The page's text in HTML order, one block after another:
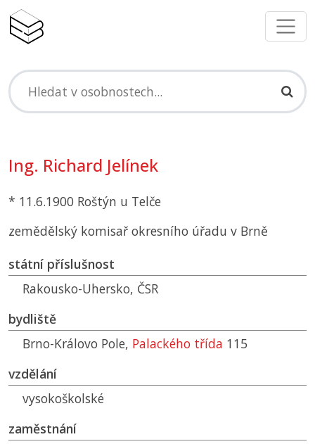
Ing. Richard Jelínek
* 11.6.1900 Roštýn u Telče
zemědělský komisař okresního úřadu v Brně
státní příslušnost
Rakousko-Uhersko, ČSR
bydliště
Brno-Královo Pole, Palackého třída 115
vzdělání
vysokoškolské
zaměstnání